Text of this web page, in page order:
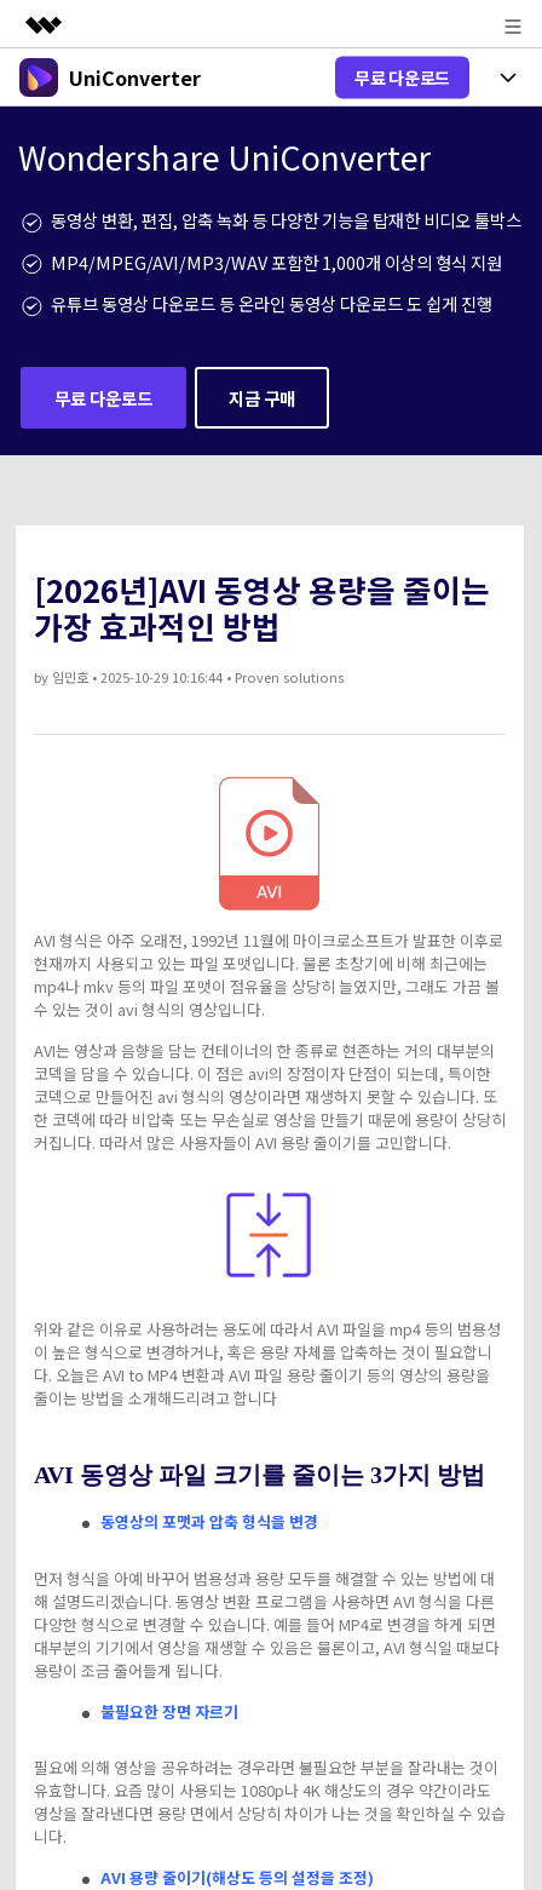
주요 제품
유틸리티
솔루션
뉴스룸
플랜 및 가격
UniConverter 무료 다운로드
유니컨버터-맥 버전
음성 텍스트 변환
음성/동영상을 텍스트로 빠르고 정확
하게 변환하세요.
동영상 변환
업그레이드된 뛰어난 지능형 변환 프로
그램을 경험해 보세요.
AI 기능
비디오/오디오
온라인 도구
오디오 변환
New
온라인 영상 편집기
온라인 사진 편집기
V17 업그레이드
블로그
동영상 자르기
Hot
카메라 사용자
무비 사용자
더 많은 솔루션 알아보기
도움
Wondershare UniConverter를 어떻게 사용하나요?
고객센터
UniConverter 사용에 필요한 모든 정보 및 문제 해결.
UniConverter 각 버전의 최신 업데이트 정보를 알아보세요.
구매하기 온라인으로 시작하기
로그인
search
Wondershare UniConverter
동영상 변환, 편집, 압축 녹화 등 다양한 기능을 탑재한 비디오 툴박스
MP4/MPEG/AVI/MP3/WAV 포함한 1,000개 이상의 형식 지원
유튜브 동영상 다운로드 등 온라인 동영상 다운로드 도 쉽게 진행
무료 다운로드 지금 구매
[2026년]AVI 동영상 용량을 줄이는
가장 효과적인 방법
by임민호• 2025-10-29 10:16:44 • Proven solutions
AVI 형식은 아주 오래전, 1992년 11월에 마이크로소프트가 발표한 이후로
현재까지 사용되고 있는 파일 포맷입니다. 물론 초창기에 비해 최근에는
mp4나 mkv 등의 파일 포맷이 점유율을 상당히 늘였지만, 그래도 가끔 볼
수 있는 것이 avi 형식의 영상입니다.
AVI는 영상과 음향을 담는 컨테이너의 한 종류로 현존하는 거의 대부분의
코덱을 담을 수 있습니다. 이 점은 avi의 장점이자 단점이 되는데, 특이한
코덱으로 만들어진 avi 형식의 영상이라면 재생하지 못할 수 있습니다. 또
한 코덱에 따라 비압축 또는 무손실로 영상을 만들기 때문에 용량이 상당히
커집니다. 따라서 많은 사용자들이 AVI 용량 줄이기를 고민합니다.
위와 같은 이유로 사용하려는 용도에 따라서 AVI 파일을 mp4 등의 범용성
이 높은 형식으로 변경하거나, 혹은 용량 자체를 압축하는 것이 필요합니
다. 오늘은 AVI to MP4 변환과 AVI 파일 용량 줄이기 등의 영상의 용량을
줄이는 방법을 소개해드리려고 합니다
AVI 동영상 파일 크기를 줄이는 3가지 방법
동영상의 포맷과 압축 형식을 변경
먼저 형식을 아예 바꾸어 범용성과 용량 모두를 해결할 수 있는 방법에 대
해 설명드리겠습니다. 동영상 변환 프로그램을 사용하면 AVI 형식을 다른
다양한 형식으로 변경할 수 있습니다. 예를 들어 MP4로 변경을 하게 되면
대부분의 기기에서 영상을 재생할 수 있음은 물론이고, AVI 형식일 때보다
용량이 조금 줄어들게 됩니다.
불필요한 장면 자르기
필요에 의해 영상을 공유하려는 경우라면 불필요한 부분을 잘라내는 것이
유효합니다. 요즘 많이 사용되는 1080p나 4K 해상도의 경우 약간이라도
영상을 잘라낸다면 용량 면에서 상당히 차이가 나는 것을 확인하실 수 있습
니다.
AVI 용량 줄이기(해상도 등의 설정을 조정)